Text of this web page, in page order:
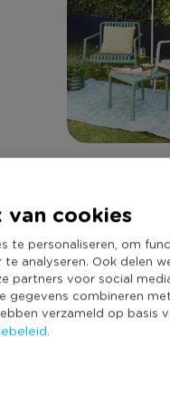
cookies
te personaliseren, om
analyseren. Ook delen
partners voor social
gegevens combineren
verzameld op basis